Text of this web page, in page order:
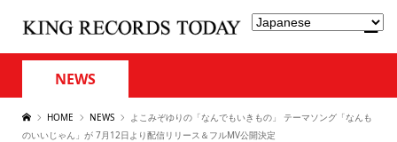
NEWS
HOME NEWS
よこみぞゆりの「なんでもいきもの」 テーマソング「なんも
のいいじゃん」が 7月12日より配信リリース＆フルMV公開決定